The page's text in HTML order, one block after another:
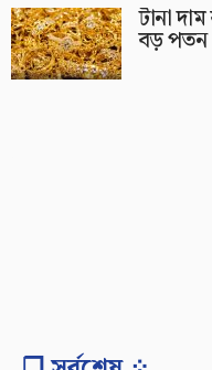
টানা
বড় পতন